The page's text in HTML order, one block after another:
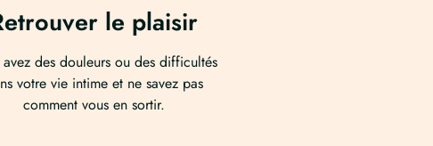
le plaisir
avez des douleurs ou des difficultés
votre vie intime et ne savez pas
comment vous en sortir.